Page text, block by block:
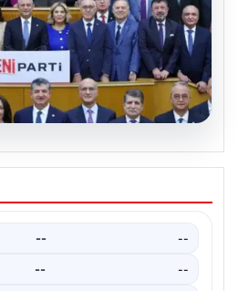
Detaylandırıldı:
Durum
-- --